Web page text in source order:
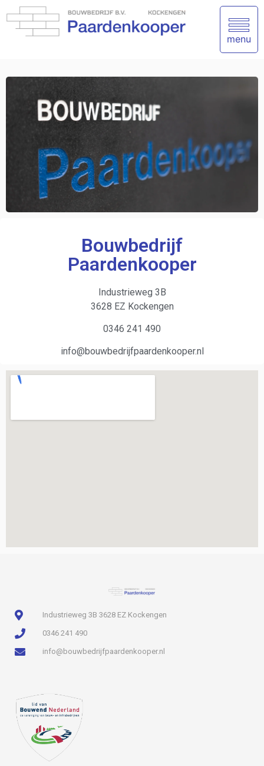
menu
Bouwbedrijf
Paardenkooper
Industrieweg 3B
3628 EZ Kockengen
0346 241 490
info@bouwbedrijfpaardenkooper.nl
Industrieweg 3B 3628 EZ Kockengen
0346 241 490
info@bouwbedrijfpaardenkooper.nl